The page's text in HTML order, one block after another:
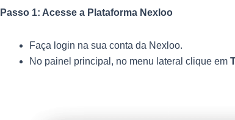
Passo 1: Acesse a Plataforma Nexloo
Faça login na sua conta da Nexloo.
No painel principal, no menu lateral clique em